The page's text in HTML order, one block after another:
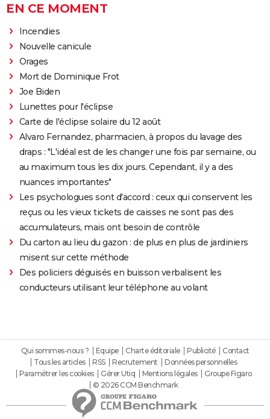
EN CE MOMENT
Incendies
Nouvelle canicule
Orages
Mort de Dominique Frot
Joe Biden
Lunettes pour l'éclipse
Carte de l'éclipse solaire du 12 août
Alvaro Fernandez, pharmacien, à propos du lavage des
draps : "L'idéal est de les changer une fois par semaine, ou
au maximum tous les dix jours. Cependant, il y a des
nuances importantes"
Les psychologues sont d'accord : ceux qui conservent les
reçus ou les vieux tickets de caisses ne sont pas des
accumulateurs, mais ont besoin de contrôle
Du carton au lieu du gazon : de plus en plus de jardiniers
misent sur cette méthode
Des policiers déguisés en buisson verbalisent les
conducteurs utilisant leur téléphone au volant
Qui sommes-nous ? Equipe Charte éditoriale Publicité
Contact
Tous les articles
RSS Recrutement
Données personnelles
Paramétrer les cookies
Gérer Utiq Mentions légales
Groupe Figaro
© 2026 CCM Benchmark